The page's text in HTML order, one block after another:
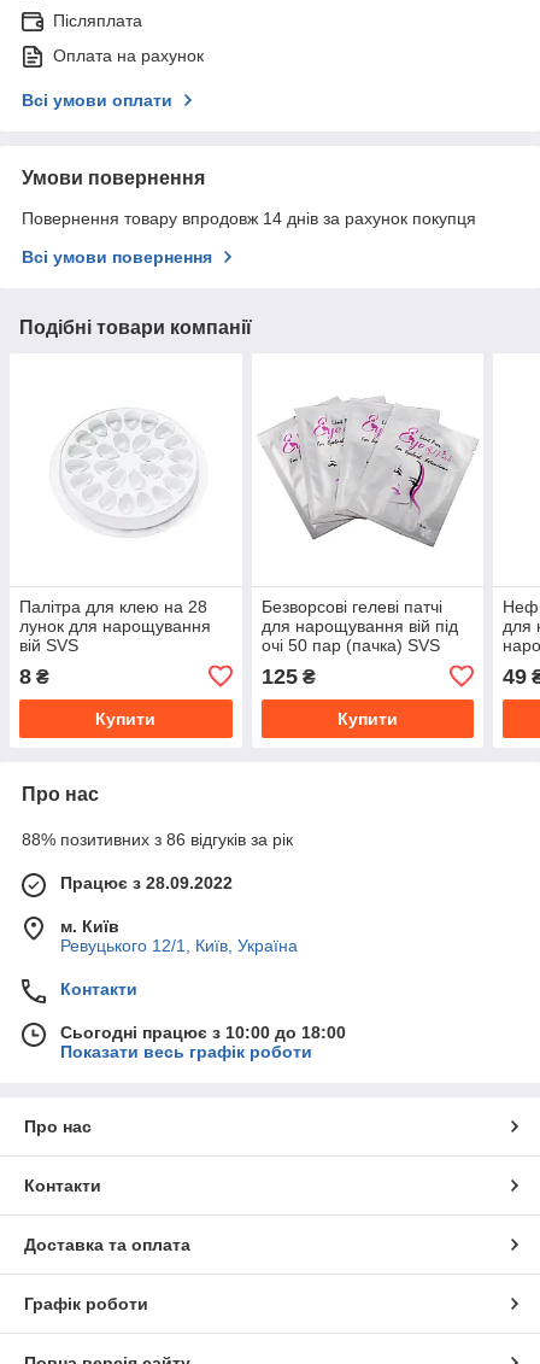
Післяплата
Оплата на рахунок
Всі умови оплати
Умови повернення
Повернення товару впродовж 14 днів за рахунок покупця
Всі умови повернення
Подібні товари компанії
Палітра для клею на 28
лунок для нарощування
вій SVS
8 ₴
Купити
Безворсові гелеві патчі
для нарощування вій під
очі 50 пар (пачка) SVS
125₴
Купити
для
49
Про нас
88% позитивних з 86 відгуків за рік
Працює з 28.09.2022
м. Київ
Ревуцького 12/1, Київ, Україна
Контакти
Сьогодні працює з 10:00 до 18:00
Показати весь графік роботи
Про нас
Контакти
Доставка та оплата
Графік роботи